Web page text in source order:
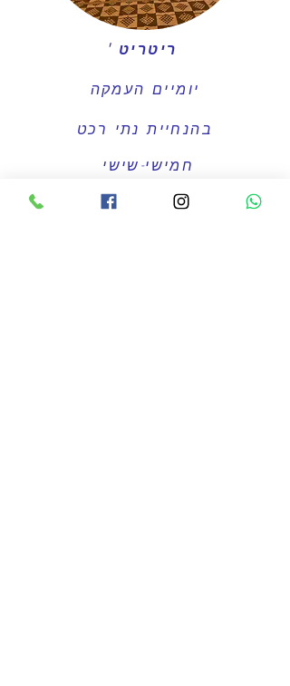
ריטריט '
יומיים העמקה
בהנחיית נתי רכט
חמישי-שישי